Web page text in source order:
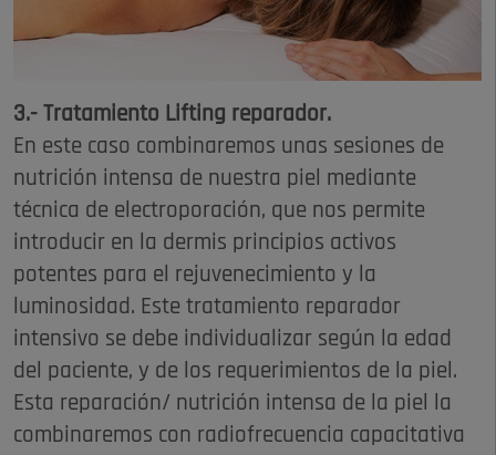
3.- Tratamiento Lifting reparador.
En este caso combinaremos unas sesiones de
nutrición intensa de nuestra piel mediante
técnica de electroporación, que nos permite
introducir en la dermis principios activos
potentes para el rejuvenecimiento y la
luminosidad. Este tratamiento reparador
intensivo se debe individualizar según la edad
del paciente, y de los requerimientos de la piel.
Esta reparación/ nutrición intensa de la piel la
combinaremos con radiofrecuencia capacitativa